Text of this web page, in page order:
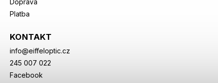
Doprava
Platba
KONTAKT
info@eiffeloptic.cz
245 007 022
Facebook